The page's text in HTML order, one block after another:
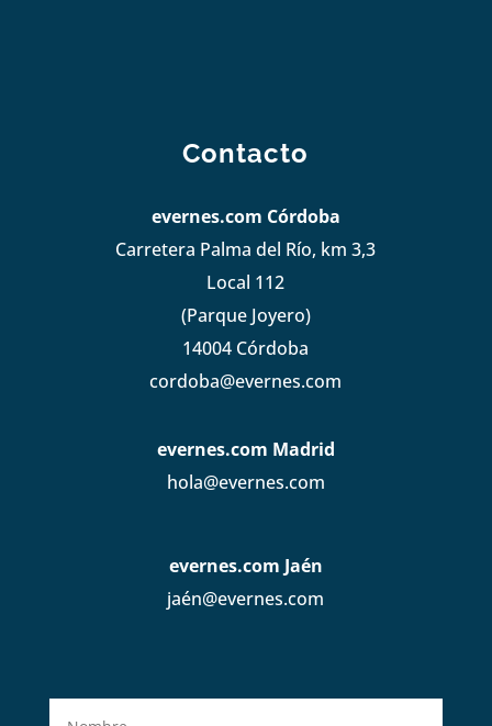
Contacto
evernes.com Córdoba
Carretera Palma del Río, km 3,3
Local 112
(Parque Joyero)
14004 Córdoba
cordoba@evernes.com
evernes.com Madrid
hola@evernes.com
evernes.com Jaén
jaén@evernes.com